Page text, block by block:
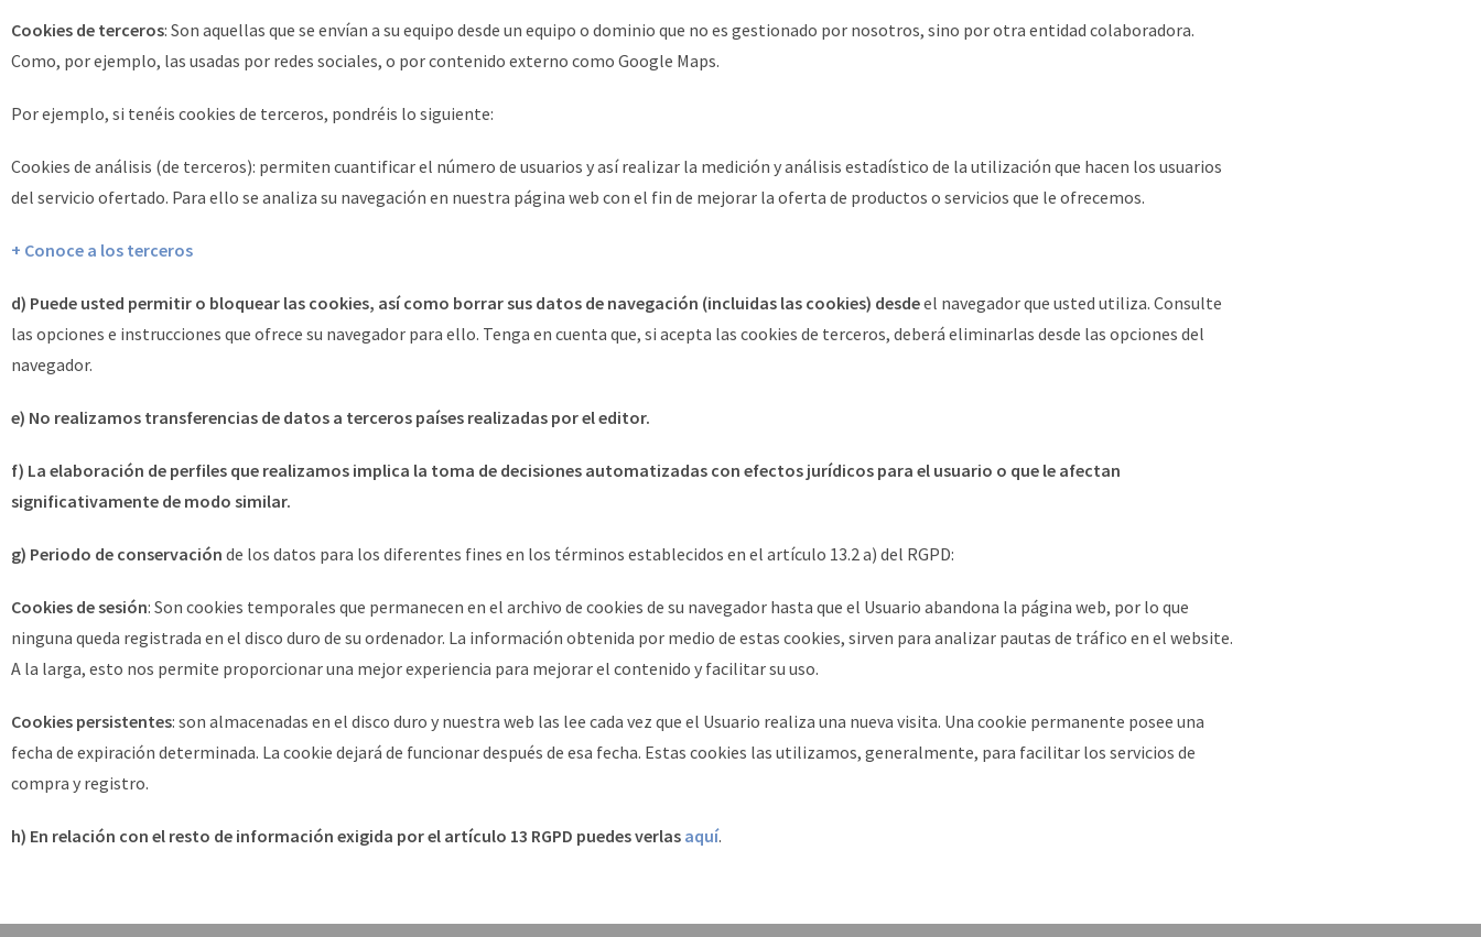
Cookies de terceros: Son aquellas que se envían a su equipo desde un equipo o dominio que no es gestionado por nosotros, sino por otra entidad colaboradora.
Como, por ejemplo, las usadas por redes sociales, o por contenido externo como Google Maps.
Por ejemplo, si tenéis cookies de terceros, pondréis lo siguiente:
Cookies de análisis (de terceros): permiten cuantificar el número de usuarios y así realizar la medición y análisis estadístico de la utilización que hacen los usuarios
del servicio ofertado. Para ello se analiza su navegación en nuestra página web con el fin de mejorar la oferta de productos o servicios que le ofrecemos.
+ Conoce a los terceros
d) Puede usted permitir o bloquear las cookies, así como borrar sus datos de navegación (incluidas las cookies) desdeel navegador que usted utiliza. Consulte
las opciones e instrucciones que ofrece su navegador para ello. Tenga en cuenta que, si acepta las cookies de terceros, deberá eliminarlas desde las opciones del
navegador.
e) No realizamos transferencias de datos a terceros países realizadas por el editor.
f) La elaboración de perfiles que realizamos implica la toma de decisiones automatizadas con efectos jurídicos para el usuario o que le afectan
significativamente de modo similar.
g) Periodo de conservación de los datos para los diferentes fines en los términos establecidos en el artículo 13.2 a) del RGPD:
Cookies de sesión: Son cookies temporales que permanecen en el archivo de cookies de su navegador hasta que el Usuario abandona la página web, por lo que
ninguna queda registrada en el disco duro de su ordenador. La información obtenida por medio de estas cookies, sirven para analizar pautas de tráfico en el website.
A la larga, esto nos permite proporcionar una mejor experiencia para mejorar el contenido y facilitar su uso.
Cookies persistentes: son almacenadas en el disco duro y nuestra web las lee cada vez que el Usuario realiza una nueva visita. Una cookie permanente posee una
fecha de expiración determinada. La cookie dejará de funcionar después de esa fecha. Estas cookies las utilizamos, generalmente, para facilitar los servicios de
compra y registro.
h) En relación con el resto de información exigida por el artículo 13 RGPD puedes verlas aquí.